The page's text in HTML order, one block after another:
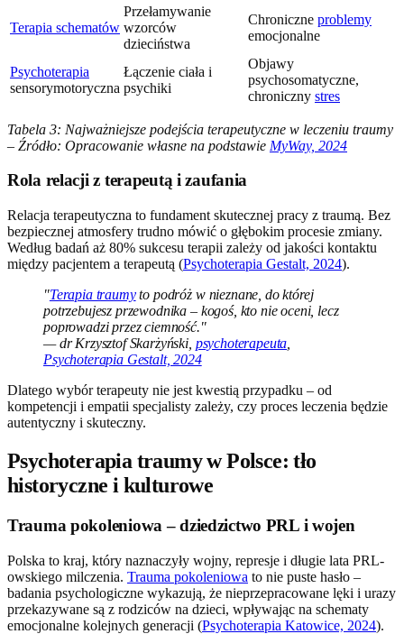
Terapia schematów
Przełamywanie
wzorców
dzieciństwa
Chroniczne problemy
emocjonalne
Psychoterapia
sensorymotoryczna
Łączenie ciała i
psychiki
Objawy
psychosomatyczne,
chroniczny stres
Tabela 3: Najważniejsze podejścia terapeutyczne w leczeniu traumy
– Źródło: Opracowanie własne na podstawie MyWay, 2024
Rola relacji z terapeutą i zaufania
Relacja terapeutyczna to fundament skutecznej pracy z traumą. Bez
bezpiecznej atmosfery trudno mówić o głębokim procesie zmiany.
Według badań aż 80% sukcesu terapii zależy od jakości kontaktu
między pacjentem a terapeutą (Psychoterapia Gestalt, 2024).
"Terapia traumyto podróż w nieznane, do której
potrzebujesz przewodnika – kogoś, kto nie oceni, lecz
poprowadzi przez ciemność."
— dr Krzysztof Skarżyński, psychoterapeuta
Psychoterapia Gestalt, 2024
Dlatego wybór terapeuty nie jest kwestią przypadku – od
kompetencji i empatii specjalisty zależy, czy proces leczenia będzie
autentyczny i skuteczny.
Psychoterapia traumy w Polsce: tło
historyczne i kulturowe
Trauma pokoleniowa – dziedzictwo PRL i wojen
Polska to kraj, który naznaczyły wojny, represje i długie lata PRL-
owskiego milczenia. Trauma pokoleniowa to nie puste hasło –
badania psychologiczne wykazują, że nieprzepracowane lęki i urazy
przekazywane są z rodziców na dzieci, wpływając na schematy
emocjonalne kolejnych generacji (Psychoterapia Katowice, 2024).